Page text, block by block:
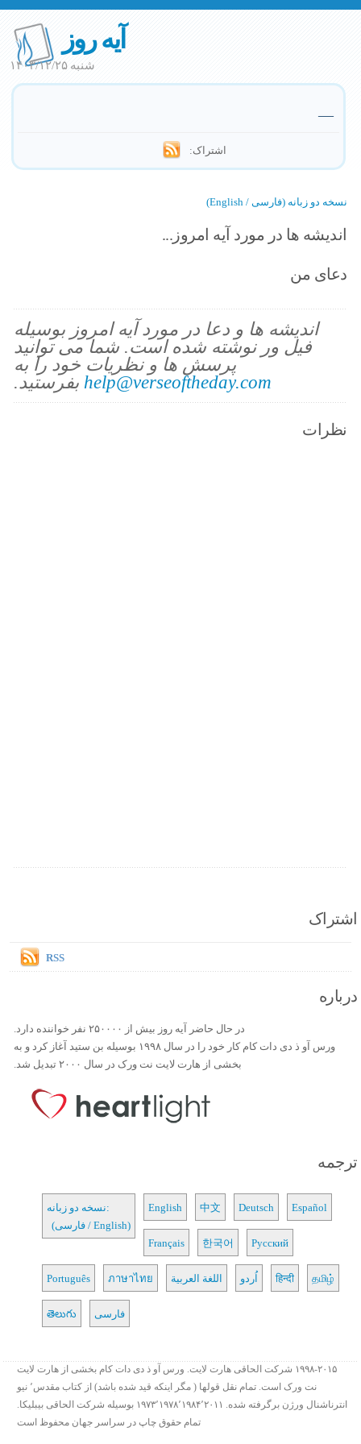
آیه روز
شنبه ۱۴۰۳/۱۲/۲۵
—
اشتراک:
نسخه دو زبانه (فارسی / English)
اندیشه ها در مورد آیه امروز...
دعای من
اندیشه ها و دعا در مورد آیه امروز بوسیله
فیل ور نوشته شده است. شما می توانید
پرسش ها و نظریات خود را به
help@verseoftheday.com بفرستید.
نظرات
اشتراک
RSS
درباره
در حال حاضر آیه روز بیش از ۲۵۰۰۰۰ نفر خواننده دارد.
ورس آو ذ دی دات کام کار خود را در سال ۱۹۹۸ بوسیله بن ستید آغاز کرد و به
بخشی از هارت لایت نت ورک در سال ۲۰۰۰ تبدیل شد.
ترجمه
نسخه دو زبانه:
(فارسی / English)
English 中文 Deutsch Español
Français 한국어 Русский
Português ภาษาไทย اللغة العربية اُردو हिन्दी தமிழ்
తెలుగు فارسی
۱۹۹۸-۲۰۱۵ شرکت الحاقی هارت لایت. ورس آو ذ دی دات کام بخشی از هارت لایت
نت ورک است. تمام نقل قولها ( مگر اینکه قید شده باشد) از کتاب مقدس٬ نیو
انترناشنال ورژن برگرفته شده. ۱۹۷۳٬۱۹۷۸٬۱۹۸۴٬۲۰۱۱ بوسیله شرکت الحاقی بیبلیکا.
تمام حقوق چاپ در سراسر جهان محفوظ است